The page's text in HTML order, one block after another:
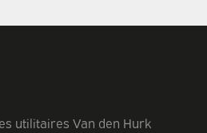
utilitaires Van den Hurk